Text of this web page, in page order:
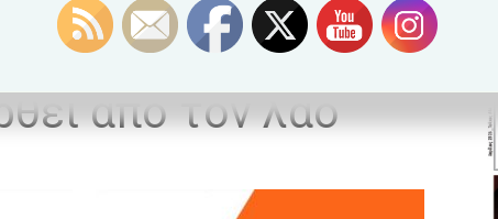
κρίση, η σωτηρία
από τον λαό